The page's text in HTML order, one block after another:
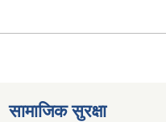
सामाजिक सुरक्षा